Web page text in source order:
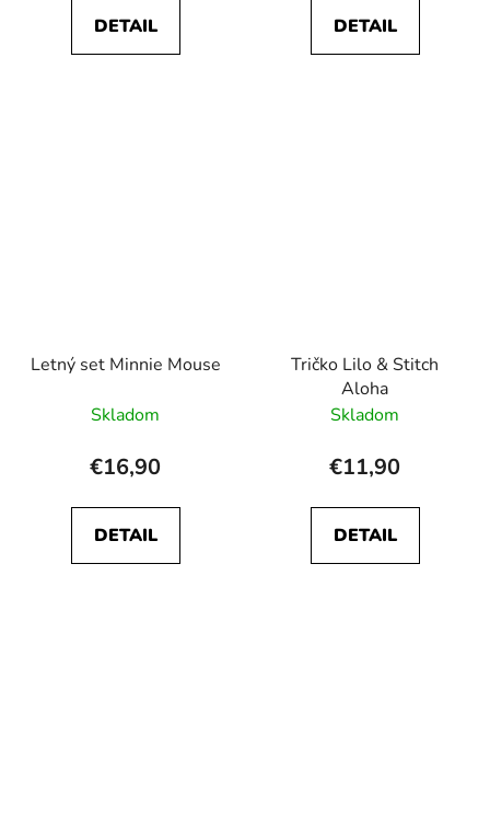
DETAIL DETAIL
Letný set Minnie Mouse
Skladom
€16,90
DETAIL
Tričko Lilo & Stitch
Aloha
Skladom
€11,90
DETAIL